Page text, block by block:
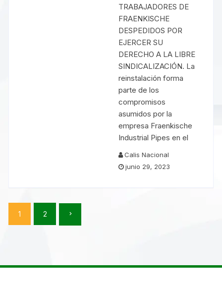
TRABAJADORES DE
FRAENKISCHE
DESPEDIDOS POR
EJERCER SU
DERECHO A LA LIBRE
SINDICALIZACIÓN. La
reinstalación forma
parte de los
compromisos
asumidos por la
empresa Fraenkische
Industrial Pipes en el
Calis Nacional
junio 29, 2023
Paginación
entradas
1 2